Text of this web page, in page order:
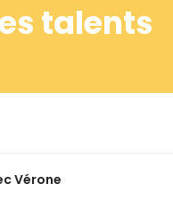
talents
Vérone